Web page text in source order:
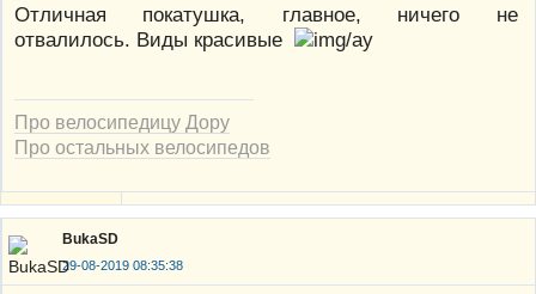
Отличная покатушка, главное, ничего не
отвалилось. Виды красивые
Про велосипедицу Дору
Про остальных велосипедов
BukaSD
29-08-2019 08:35:38